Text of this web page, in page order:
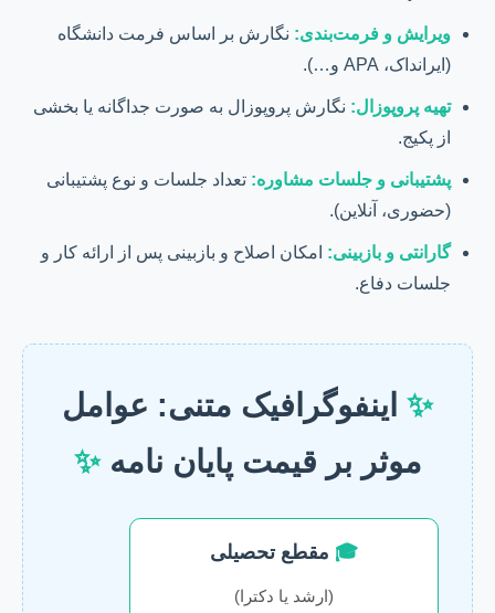
ویرایش و فرمت‌بندی: نگارش بر اساس فرمت دانشگاه
(ایرانداک، APA و…).
تهیه پروپوزال: نگارش پروپوزال به صورت جداگانه یا بخشی
از پکیج.
پشتیبانی و جلسات مشاوره: تعداد جلسات و نوع پشتیبانی
(حضوری، آنلاین).
گارانتی و بازبینی: امکان اصلاح و بازبینی پس از ارائه کار و
جلسات دفاع.
✨ اینفوگرافیک متنی: عوامل
موثر بر قیمت پایان نامه✨
🎓 مقطع تحصیلی
(ارشد یا دکترا)